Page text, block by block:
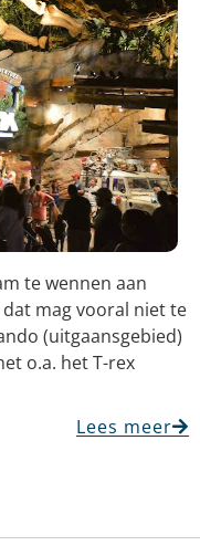
te wennen aan
mag vooral niet te
(uitgaansgebied)
o.a. het T-rex
Lees meer